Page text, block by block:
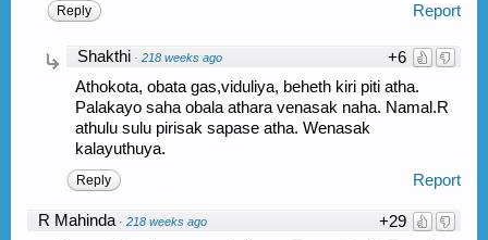
Report
Reply
+6
Shakthi · 218 weeks ago
Athokota, obata gas,viduliya, beheth kiri piti atha.
Palakayo saha obala athara venasak naha. Namal.R
athulu sulu pirisak sapase atha. Wenasak
kalayuthuya.
Report
Reply
+29
R Mahinda · 218 weeks ago